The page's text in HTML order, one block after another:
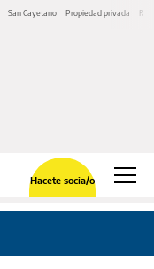
San Cayetano Propiedad privada
Hacete socia/o